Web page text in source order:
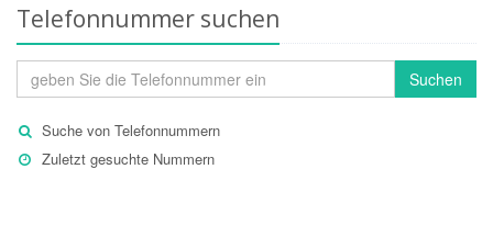
Telefonnummer suchen
Suchen
Suche von Telefonnummern
Zuletzt gesuchte Nummern